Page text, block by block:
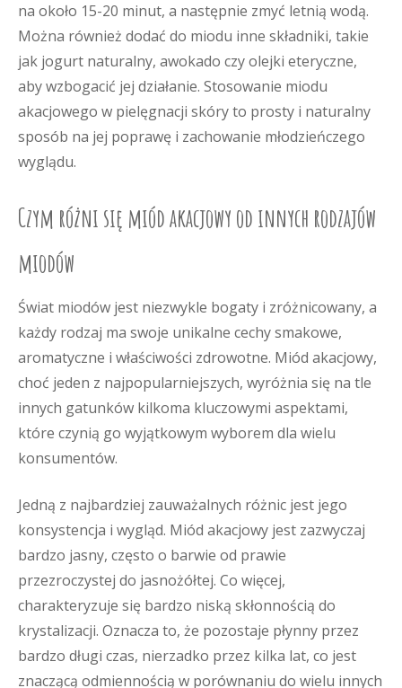
na około 15-20 minut, a następnie zmyć letnią wodą.
Można również dodać do miodu inne składniki, takie
jak jogurt naturalny, awokado czy olejki eteryczne,
aby wzbogacić jej działanie. Stosowanie miodu
akacjowego w pielęgnacji skóry to prosty i naturalny
sposób na jej poprawę i zachowanie młodzieńczego
wyglądu.
Czym różni się miód akacjowy od innych rodzajów
miodów
Świat miodów jest niezwykle bogaty i zróżnicowany, a
każdy rodzaj ma swoje unikalne cechy smakowe,
aromatyczne i właściwości zdrowotne. Miód akacjowy,
choć jeden z najpopularniejszych, wyróżnia się na tle
innych gatunków kilkoma kluczowymi aspektami,
które czynią go wyjątkowym wyborem dla wielu
konsumentów.
Jedną z najbardziej zauważalnych różnic jest jego
konsystencja i wygląd. Miód akacjowy jest zazwyczaj
bardzo jasny, często o barwie od prawie
przezroczystej do jasnożółtej. Co więcej,
charakteryzuje się bardzo niską skłonnością do
krystalizacji. Oznacza to, że pozostaje płynny przez
bardzo długi czas, nierzadko przez kilka lat, co jest
znaczącą odmiennością w porównaniu do wielu innych